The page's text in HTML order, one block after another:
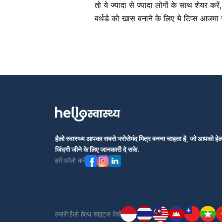
तो ये ज्यादा से ज्यादा लोगों के साथ शेयर
बर्थडे को खास बनाने के लिए ये टिप्स
हैलो स्वास्थ्य आपका सबसे भरोसेमंद मित्र बनना चाहता है, जो आपको
जिंदगी जीने के लिए जानकारी दे सके.
हमें फॉलो करें
हमारी हैलो हेल्थ साइट्स देखें